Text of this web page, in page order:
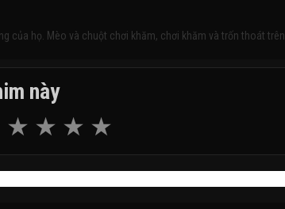
của họ. Mèo và chuột chơi khăm, chơi khăm và trốn thoát trên
này